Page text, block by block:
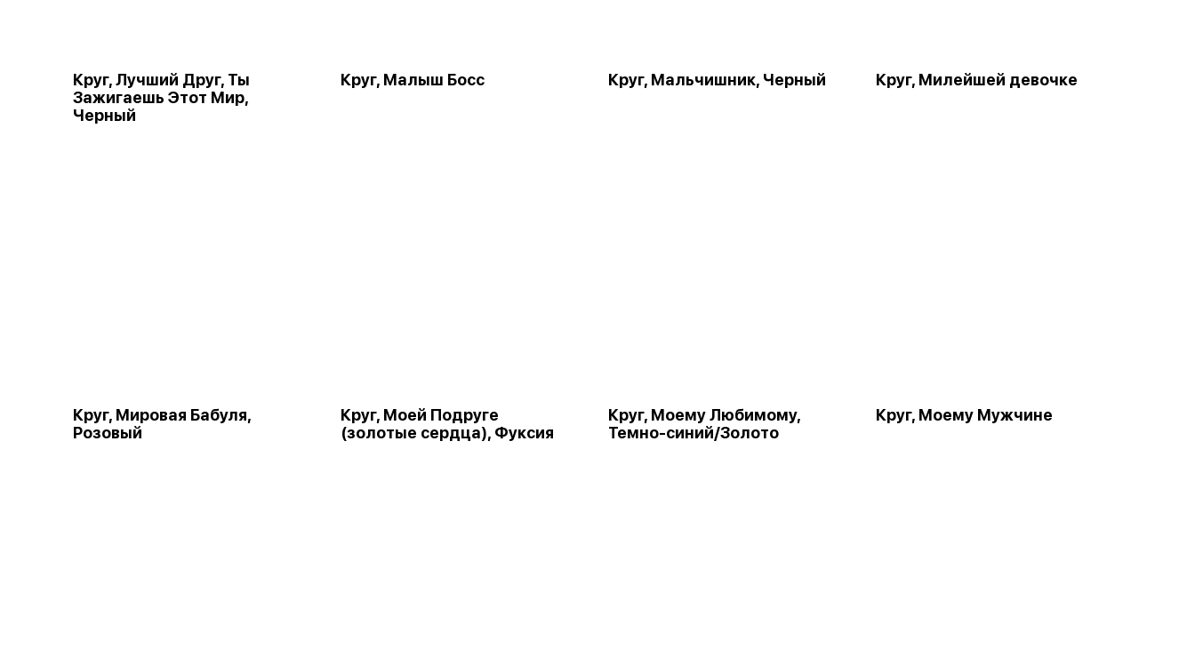
Круг, Лучший Друг, Ты
Зажигаешь Этот Мир,
Черный
Круг, Малыш Босс Круг, Мальчишник, Черный Круг, Милейшей девочке
Круг, Мировая Бабуля,
Розовый
Круг, Моей Подруге
(золотые сердца), Фуксия
Круг, Моему Любимому,
Темно-синий/Золото
Круг, Моему Мужчине